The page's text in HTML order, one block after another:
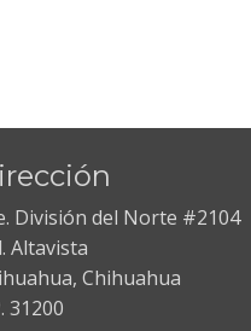
División del Norte #2104
Altavista
Chihuahua
31200